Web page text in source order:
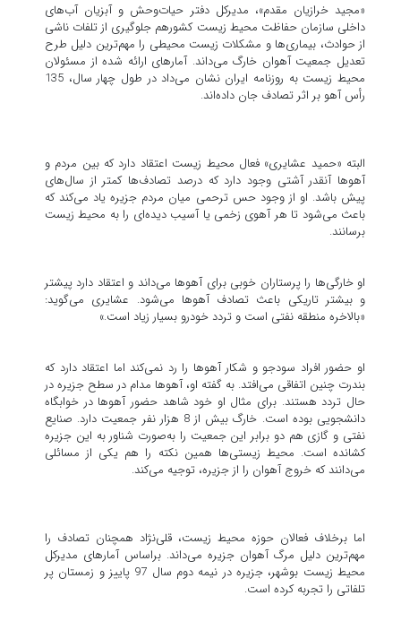
«مجید خرازیان مقدم»، مدیرکل دفتر حیات‌وحش و آبزیان آب‌های
داخلی سازمان حفاظت محیط‌ زیست کشورهم جلوگیری از تلفات ناشی
از حوادث، بیماری‌ها و مشکلات زیست محیطی را مهم‌ترین دلیل طرح
تعدیل جمعیت آهوان خارگ می‌داند. آمارهای ارائه شده از مسئولان
محیط زیست به روزنامه ایران نشان می‌داد در طول چهار سال، 135
رأس آهو بر اثر تصادف جان داده‌اند.
البته «حمید عشایری» فعال محیط زیست اعتقاد دارد که بین مردم و
آهوها آنقدر آشتی وجود دارد که درصد تصادف‌ها کمتر از سال‌های
پیش باشد. او از وجود حس ترحمی میان مردم جزیره یاد می‌کند که
باعث می‌شود تا هر آهوی زخمی یا آسیب دیده‌ای را به محیط زیست
برسانند.
او خارگی‌ها را پرستاران خوبی برای آهوها می‌داند و اعتقاد دارد پیشتر
و بیشتر تاریکی باعث تصادف آهوها می‌شود. عشایری می‌گوید:
«بالاخره منطقه نفتی است و تردد خودرو بسیار زیاد است.»
او حضور افراد سودجو و شکار آهو‌ها را رد نمی‌کند اما اعتقاد دارد که
بندرت چنین اتفاقی می‌افتد. به گفته او، آهوها مدام در سطح جزیره در
حال تردد هستند. برای مثال او خود شاهد حضور آهوها در خوابگاه
دانشجویی بوده است. خارگ بیش از 8 هزار نفر جمعیت دارد. صنایع
نفتی و گازی هم دو برابر این جمعیت را به‌صورت شناور به این جزیره
کشانده است. محیط زیستی‌ها همین نکته را هم یکی از مسائلی
می‌دانند که خروج آهوان را از جزیره، توجیه می‌کند.
اما برخلاف فعالان حوزه محیط زیست، قلی‌نژاد همچنان تصادف را
مهم‌ترین دلیل مرگ آهوان جزیره می‌داند. براساس آمارهای مدیرکل
محیط زیست بوشهر، جزیره در نیمه دوم سال 97 پاییز و زمستان پر
تلفاتی را تجربه کرده است.